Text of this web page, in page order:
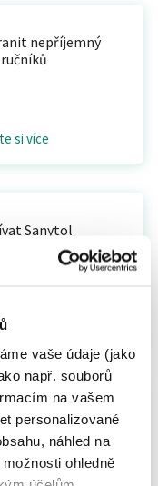
vaše údaje (jako
např. souborů
na vašem
personalizované
náhled na
ohledně
nepříjemný
si více
Sanytol
na prádlo
si více
nepříjemný
sportovního